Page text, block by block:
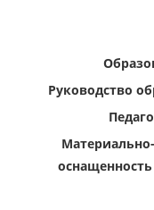
Руководство